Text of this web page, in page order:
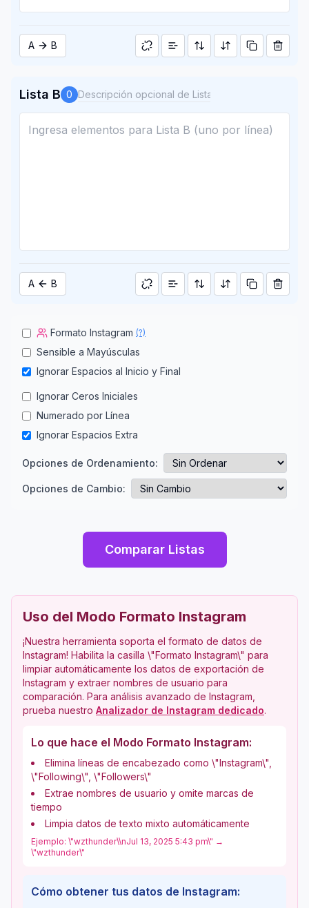
A B
Lista B 0
A B
Formato Instagram (?)
Sensible a Mayúsculas
Ignorar Espacios al Inicio y Final
Ignorar Ceros Iniciales
Numerado por Línea
Ignorar Espacios Extra
Opciones de Ordenamiento:
Opciones de Cambio:
Comparar Listas
Uso del Modo Formato Instagram
¡Nuestra herramienta soporta el formato de datos de
Instagram! Habilita la casilla \"Formato Instagram\" para
limpiar automáticamente los datos de exportación de
Instagram y extraer nombres de usuario para
comparación. Para análisis avanzado de Instagram,
prueba nuestro Analizador de Instagram dedicado.
Lo que hace el Modo Formato Instagram:
Elimina líneas de encabezado como \"Instagram\",
\"Following\", \"Followers\"
Extrae nombres de usuario y omite marcas de
tiempo
Limpia datos de texto mixto automáticamente
Ejemplo: \"wzthunder\\nJul 13, 2025 5:43 pm\" →
\"wzthunder\"
Cómo obtener tus datos de Instagram: